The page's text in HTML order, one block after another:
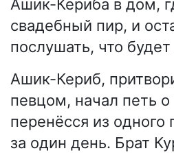
Ашик-Кериба в дом,
свадебный пир, и
послушать, что
Ашик-Кериб,
певцом, начал петь о
перенёсся из одного
за один день. Брат